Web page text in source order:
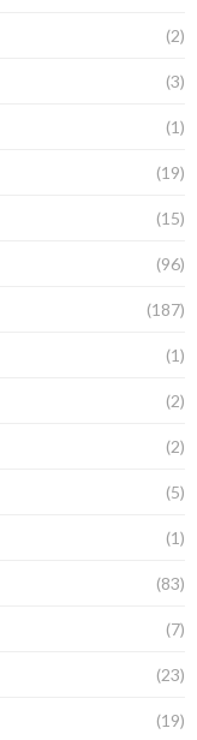
(2)
(3)
(1)
(19)
(15)
(96)
(187)
(1)
(2)
(2)
(5)
(1)
(83)
(7)
(23)
(19)